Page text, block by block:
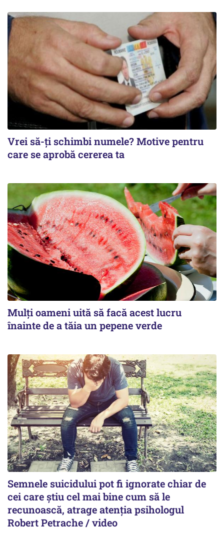
Vrei să-ți schimbi numele? Motive pentru
care se aprobă cererea ta
Mulți oameni uită să facă acest lucru
înainte de a tăia un pepene verde
Semnele suicidului pot fi ignorate chiar de
cei care știu cel mai bine cum să le
recunoască, atrage atenția psihologul
Robert Petrache / video